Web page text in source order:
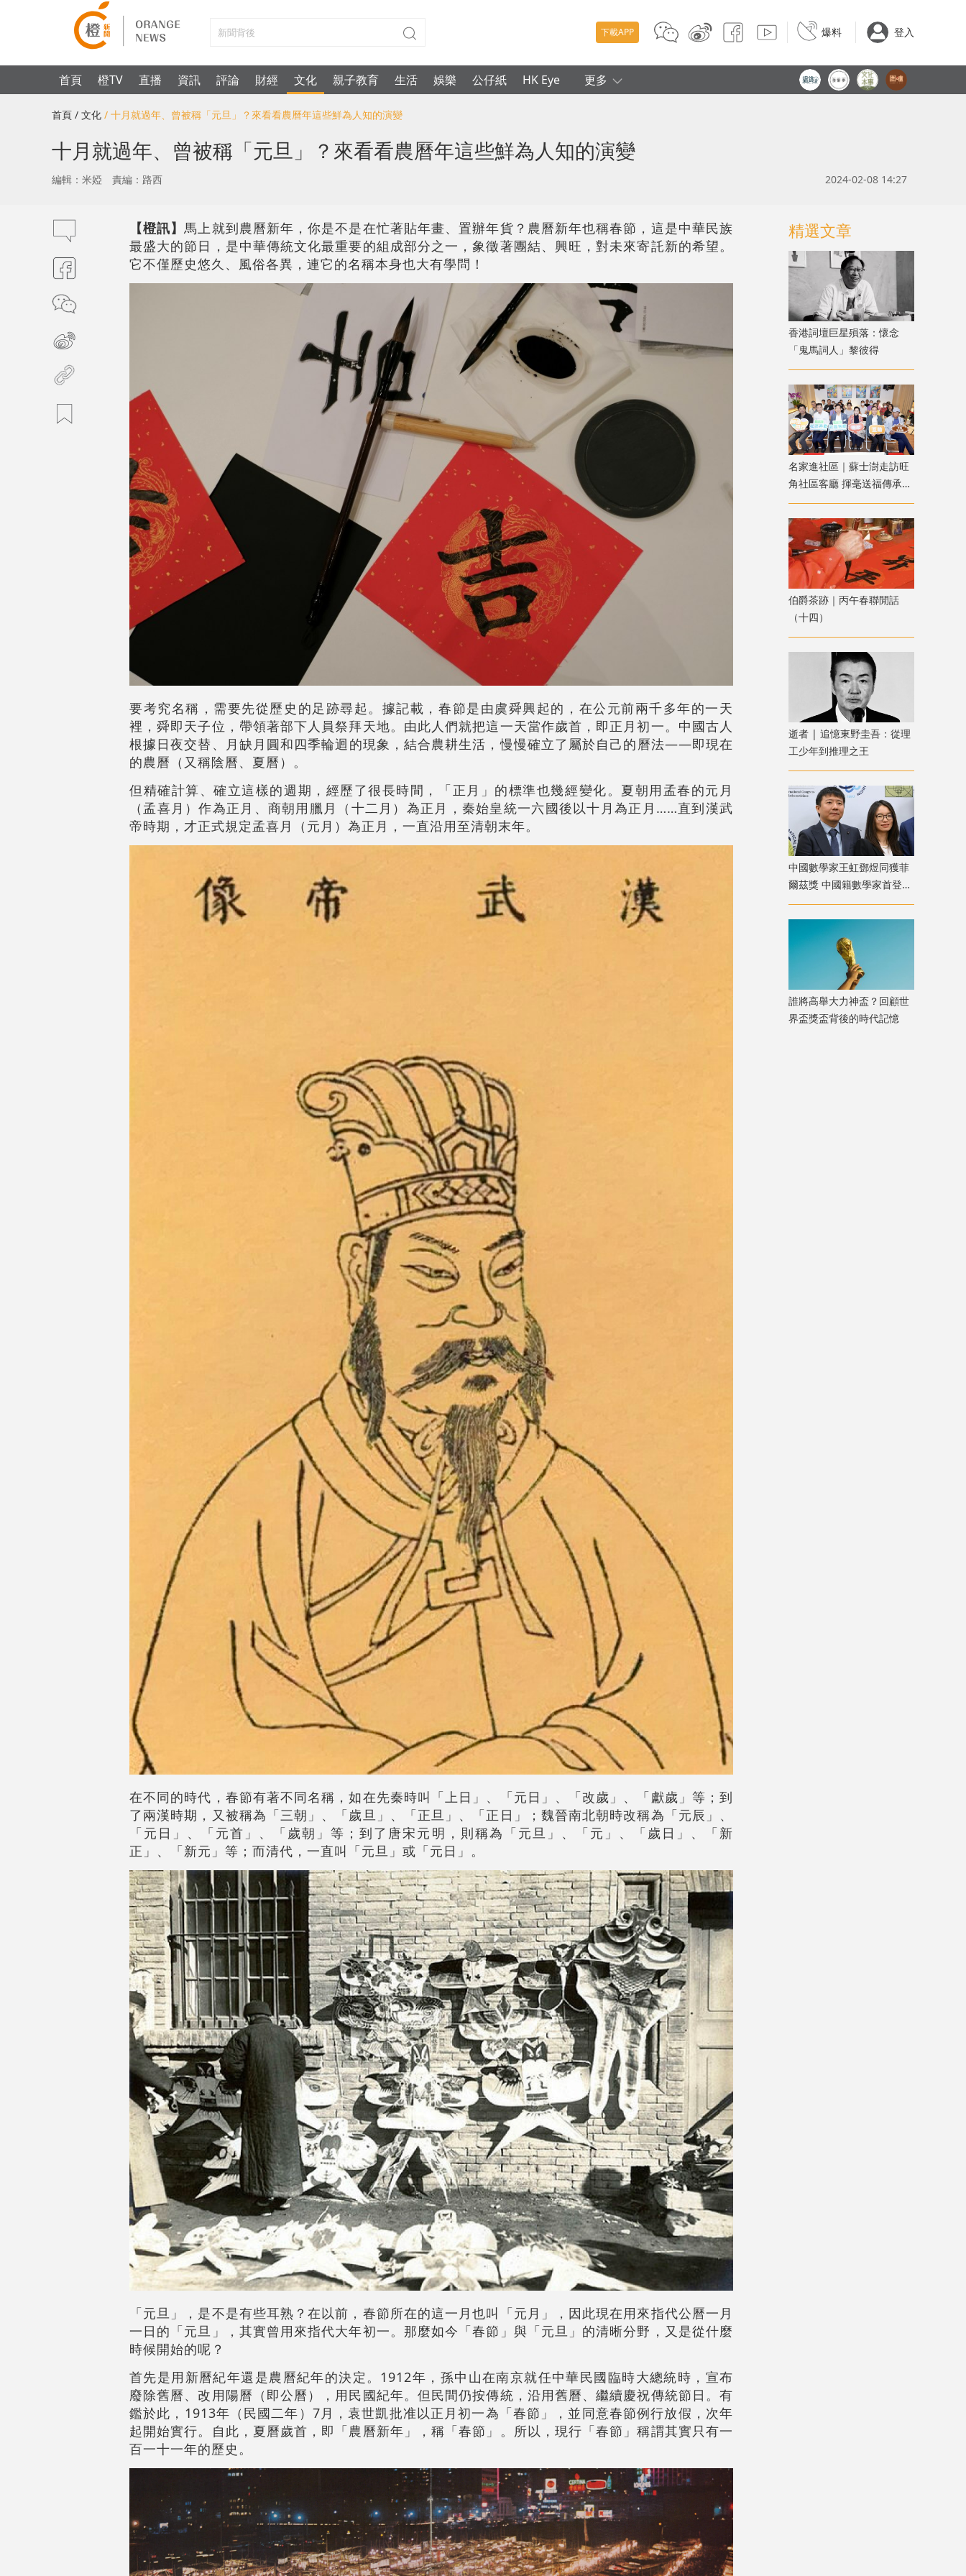
下載APP 爆料 登入
首頁 橙TV 直播 資訊 評論 財經 文化 親子教育 生活 娛樂 公仔紙 HK Eye 更多
首頁 / 文化 / 十月就過年、曾被稱「元旦」？來看看農曆年這些鮮為人知的演變
十月就過年、曾被稱「元旦」？來看看農曆年這些鮮為人知的演變
編輯：米婭 責編：路西 2024-02-08 14:27
【橙訊】馬上就到農曆新年，你是不是在忙著貼年畫、置辦年貨？農曆新年也稱春節，這是中華民族
最盛大的節日，是中華傳統文化最重要的組成部分之一，象徵著團結、興旺，對未來寄託新的希望。
它不僅歷史悠久、風俗各異，連它的名稱本身也大有學問！
要考究名稱，需要先從歷史的足跡尋起。據記載，春節是由虞舜興起的，在公元前兩千多年的一天
裡，舜即天子位，帶領著部下人員祭拜天地。由此人們就把這一天當作歲首，即正月初一。中國古人
根據日夜交替、月缺月圓和四季輪迴的現象，結合農耕生活，慢慢確立了屬於自己的曆法——即現在
的農曆（又稱陰曆、夏曆）。
但精確計算、確立這樣的週期，經歷了很長時間，「正月」的標準也幾經變化。夏朝用孟春的元月
（孟喜月）作為正月、商朝用臘月（十二月）為正月，秦始皇統一六國後以十月為正月……直到漢武
帝時期，才正式規定孟喜月（元月）為正月，一直沿用至清朝末年。
在不同的時代，春節有著不同名稱，如在先秦時叫「上日」、「元日」、「改歲」、「獻歲」等；到
了兩漢時期，又被稱為「三朝」、「歲旦」、「正旦」、「正日」；魏晉南北朝時改稱為「元辰」、
「元日」、「元首」、「歲朝」等；到了唐宋元明，則稱為「元旦」、「元」、「歲日」、「新
正」、「新元」等；而清代，一直叫「元旦」或「元日」。
「元旦」，是不是有些耳熟？在以前，春節所在的這一月也叫「元月」，因此現在用來指代公曆一月
一日的「元旦」，其實曾用來指代大年初一。那麼如今「春節」與「元旦」的清晰分野，又是從什麼
時候開始的呢？
首先是用新曆紀年還是農曆紀年的決定。1912年，孫中山在南京就任中華民國臨時大總統時，宣布
廢除舊曆、改用陽曆（即公曆），用民國紀年。但民間仍按傳統，沿用舊曆、繼續慶祝傳統節日。有
鑑於此，1913年（民國二年）7月，袁世凱批准以正月初一為「春節」，並同意春節例行放假，次年
起開始實行。自此，夏曆歲首，即「農曆新年」，稱「春節」。所以，現行「春節」稱謂其實只有一
百一十一年的歷史。
精選文章
香港詞壇巨星殞落：懷念
「鬼馬詞人」黎彼得
名家進社區｜蘇士澍走訪旺
角社區客廳 揮毫送福傳承中
華書藝
伯爵茶跡｜丙午春聯閒話
（十四）
逝者 | 追憶東野圭吾：從理
工少年到推理之王
中國數學家王虹鄧煜同獲菲
爾茲獎 中國籍數學家首登數
學榮耀之巔
誰將高舉大力神盃？回顧世
界盃獎盃背後的時代記憶